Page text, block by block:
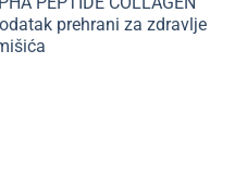
prehrani za zdravlje